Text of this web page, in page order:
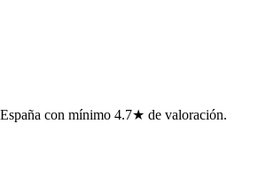
con mínimo 4.7★ de valoración.